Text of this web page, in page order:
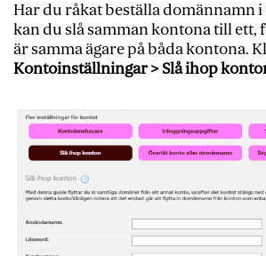
Har du råkat beställa domännamn
kan du slå samman kontona till ett,
är samma ägare på båda kontona.
Kontoinställningar > Slå ihop